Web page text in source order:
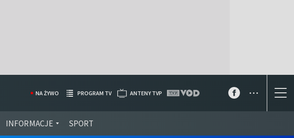
INFORMACJE SPORT
NA ŻYWO PROGRAM TV ANTENY TVP ...